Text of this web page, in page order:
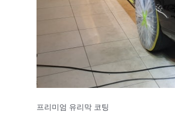
프리미엄 유리막 코팅